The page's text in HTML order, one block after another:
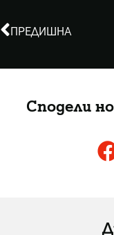
ПРЕДИШНА
Сподели